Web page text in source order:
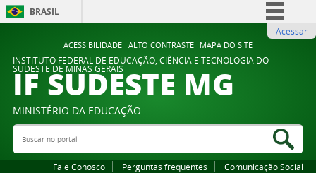
ACESSIBILIDADE ALTO CONTRASTE MAPA DO SITE
BRASIL
Comunica BR
Participe
Legislação
Acessar
INSTITUTO FEDERAL DE EDUCAÇÃO, CIÊNCIA E TECNOLOGIA DO
SUDESTE DE MINAS GERAIS
IF SUDESTE MG
MINISTÉRIO DA EDUCAÇÃO
Buscar no portal
Fale Conosco Perguntas frequentes Comunicação Social